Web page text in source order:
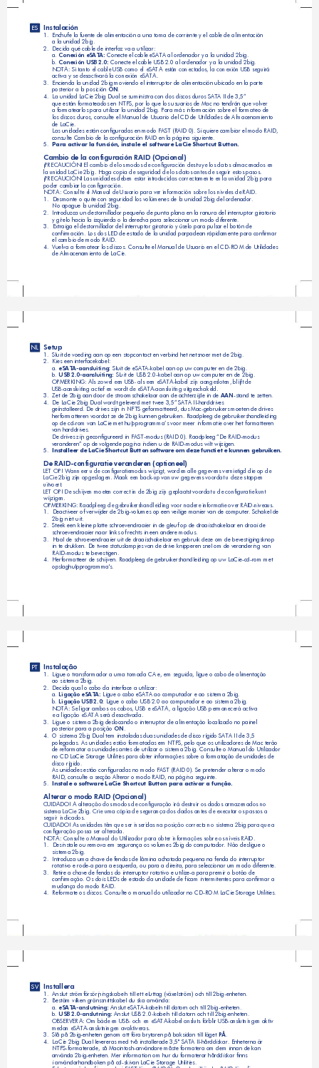
ES Instalación
1.
Enchufe la fuente de alimentación a una toma de corriente y el cable de alimentación
a la unidad 2big.
2.
Decida qué cable de interfaz va a utilizar:
a. Conexión eSATA: Conecte el cable eSATA al ordenador y a la unidad 2big.
b. Conexión USB 2.0: Conecte el cable USB 2.0 al ordenador y a la unidad 2big.
NOTA: Si tanto el cable USB como el eSATA están conectados, la conexión USB seguirá
activa y se desactivará la conexión eSATA.
3.
Encienda la unidad 2big moviendo el interruptor de alimentación ubicado en la parte
posterior a la posición ON.
4.
La unidad LaCie 2big Dual se suministra con dos discos duros SATA II de 3,5”
que están formateados en NTFS, por lo que los usuarios de Mac no tendrán que volver
a formatearlos para utilizar la unidad 2big. Para más información sobre el formateo de
los discos duros, consulte el Manual de Usuario del CD de Utilidades de Almacenamiento
de LaCie.
Las unidades están configuradas en modo FAST (RAID 0). Si quiere cambiar el modo RAID,
consulte Cambio de la configuración RAID en la página siguiente.
5.
Para activar la función, instale el software LaCie Shortcut Button.
Cambio de la configuración RAID (Opcional)
¡PRECAUCIÓN! El cambio de los modos de configuración destruye los datos almacenados en
la unidad LaCie 2big. Haga copia de seguridad de los datos antes de seguir estos pasos.
¡PRECAUCIÓN! Las unidades deben estar introducidas correctamente en la unidad 2big para
poder cambiar la configuración.
NOTA: Consulte el Manual de Usuario para ver información sobre los niveles de RAID.
1. Desmonte o quite con seguridad los volúmenes de la unidad 2big del ordenador.
No apague la unidad 2big.
2.
Introduzca un destornillador pequeño de punta plana en la ranura del interruptor giratorio
y gírelo hacia la izquierda o la derecha para seleccionar un modo diferente.
3.
Extraiga el destornillador del interruptor giratorio y úselo para pulsar el botón de
confirmación. Los dos LED de estado de la unidad parpadean rápidamente para confirmar
el cambio de modo RAID.
4. Vuelva a formatear los discos. Consulte el Manual de Usuario en el CD-ROM de Utilidades
de Almacenamiento de LaCie.
NL Setup
1. Sluit de voeding aan op een stopcontact en verbind het netsnoer met de 2big.
2.
Kies een interfacekabel:
a. eSATA-aansluiting: Sluit de eSATA-kabel aan op uw computer en de 2big.
b. USB 2.0-aansluiting: Sluit de USB 2.0-kabel aan op uw computer en de 2big.
OPMERKING: Als zowel een USB- als een eSATA-kabel zijn aangesloten, blijft de
USB-aansluiting actief en wordt de eSATA-aansluiting uitgeschakeld.
3. Zet de 2big aan door de stroomschakelaar aan de achterzijde in de AAN -stand te zetten.
4.
De LaCie 2big Dual wordt geleverd met twee 3,5” SATA II-harddrives
geïnstalleerd. De drives zijn in NFTS geformatteerd, dus Mac-gebruikers moeten de drives
herformatteren voordat ze de 2big kunnen gebruiken. Raadpleeg de gebruikershandleiding
op de cd-rom van LaCie met hulpprogramma’s voor meer informatie over het formatteren
van harddrives.
De drives zijn geconfigureerd in FAST-modus (RAID 0). Raadpleeg “De RAID-modus
veranderen” op de volgende pagina indien u de RAID-modus wilt wijzigen.
5. Installeer de LaCie Shortcut Button software om d eze functie te kunnen gebruiken.
De RAID-configuratie veranderen (optioneel)
LET OP! Wanneer u de configuratiemodus wijzigt, worden alle gegevens vernietigd die op de
LaCie 2big zijn opgeslagen. Maak een back-up van uw gegevens voordat u deze stappen
uitvoert.
LET OP! De schijven moeten correct in de 2big zijn geplaatst voordat u de configuratie kunt
wijzigen.
OPMERKING: Raadpleeg de gebruikershandleiding voor nadere informatie over RAID-niveaus.
1.
Deactiveer of verwijder de 2big-volumes op een veilige manier van de computer. Schakel de
2big niet uit.
2. Steek een kleine platte schroevendraaier in de gleuf op de draaischakelaar en draai de
schroevendraaier naar links of rechts in een andere modus.
3.
Haal de schroevendraaier uit de draaischakelaar en gebruik deze om de bevestigingsknop
in te drukken. De twee statuslampjes van de drive knipperen snel om de verandering van
RAID-modus te bevestigen.
4.
Herformatteer de schijven. Raadpleeg de gebruikershandleiding op uw LaCie-cd-rom met
opslaghulpprogramma's.
PT Instalação
1.
Ligue o transformador a uma tomada CA e, em seguida, ligue o cabo de alimentação
ao sistema 2big.
2.
Decida qual o cabo da interface a utilizar:
a.
Ligação eSATA: Ligue o cabo eSATA ao computador e ao sistema 2big.
b.
Ligação USB 2.0: Ligue o cabo USB 2.0 ao computador e ao sistema 2big.
NOTA: Se ligar ambos os cabos, USB e eSATA, a ligação USB permanecerá activa
e a ligação eSATA será desactivada.
3.
Ligue o sistema 2big deslocando o interruptor de alimentação localizado no painel
posterior para a posição ON .
4. O sistema 2big Dual tem instaladas duas unidades de disco rígido SATA II de 3,5
polegadas. As unidades estão formatadas em NTFS, pelo que os utilizadores de Mac terão
de reformatar as unidades antes de utilizar o sistema 2big. Consulte o Manual do Utilizador
no CD LaCie Storage Utilities para obter informações sobre a formatação de unidades de
disco rígido.
As unidades estão configuradas no modo FAST (RAID 0). Se pretender alterar o modo
RAID, consulte a secção Alterar o modo RAID, na página seguinte.
5.
Instale o software LaCie Shortcut Button para activar a função.
Alterar o modo RAID (Opcional)
CUIDADO! A alteração dos modos de configuração irá destruir os dados armazenados no
sistema LaCie 2big. Crie uma cópia de segurança dos dados antes de executar os passos a
seguir indicados.
CUIDADO! As unidades têm que ser inseridas na posição correcta no sistema 2big para que a
configuração possa ser alterada.
NOTA: Consulte o Manual do Utilizador para obter informações sobre os níveis RAID.
1.
Desinstale ou remova em segurança os volumes 2big do computador. Não desligue o
sistema 2big.
2.
Introduza uma chave de fendas de lâmina achatada pequena na fenda do interruptor
rotativo e rode-a para a esquerda, ou para a direita, para seleccionar um modo diferente.
3.
Retire a chave de fendas do interruptor rotativo e utilize-a para premir o botão de
confirmação. Os dois LEDs de estado da unidade de ficam intermitentes para confirmar a
mudança do modo RAID.
4.
Reformate os discos. Consulte o manual do utilizador no CD-ROM LaCie Storage Utilities.
SV Installera
1. Anslut strömförsörjningskabeln till ett eluttag (växelström) och till 2big-enheten.
2.
Bestäm vilken gränssnittskabel du ska använda:
a.
eSATA-anslutning: Anslut eSATA-kabeln till datorn och till 2big-enheten.
b. USB 2.0-anslutning: Anslut USB 2.0-kabeln till datorn och till 2big-enheten.
OBSERVERA: Om både en USB- och en eSATA-kabel ansluts förblir USB-anslutningen aktiv
medan eSATA-anslutningen avaktiveras.
3. Slå på 2big-enheten genom att föra brytaren på baksidan till läget PÅ.
4. LaCie 2big Dual levereras med två installerade 3,5" SATA II-hårddiskar. Enheterna är
NTFS-formaterade, så Macintosh-användare måste formatera om dem innan de kan
använda 2big-enheten. Mer information om hur du formaterar hårddiskar finns
i användarhandboken på cd-skivan LaCie Storage Utilities.